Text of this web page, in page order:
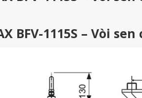
BFV-1115S – Vòi sen